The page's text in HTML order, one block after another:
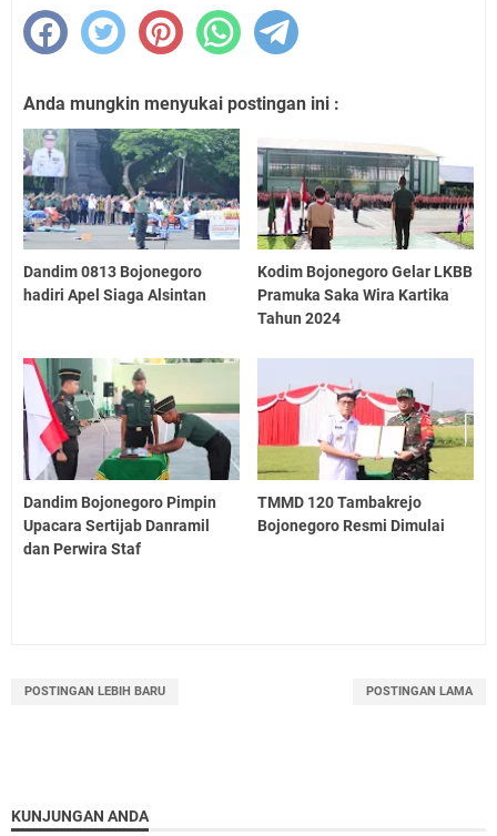
Anda mungkin menyukai postingan ini :
Dandim 0813 Bojonegoro
hadiri Apel Siaga Alsintan
Kodim Bojonegoro Gelar LKBB
Pramuka Saka Wira Kartika
Tahun 2024
Dandim Bojonegoro Pimpin
Upacara Sertijab Danramil
dan Perwira Staf
TMMD 120 Tambakrejo
Bojonegoro Resmi Dimulai
POSTINGAN LEBIH BARU POSTINGAN LAMA
KUNJUNGAN ANDA